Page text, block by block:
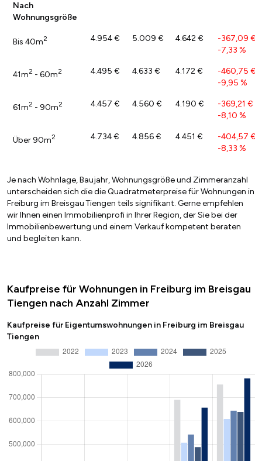
Nach
Wohnungsgröße
Bis 40m2 4.954 € 5.009 € 4.642 € -367,09 €
-7,33 %
41m2 - 60m2 4.495 € 4.633 € 4.172 € -460,75 €
-9,95 %
61m2 - 90m2 4.457 € 4.560 € 4.190 € -369,21 €
-8,10 %
Über 90m2 4.734 € 4.856 € 4.451 € -404,57 €
-8,33 %
Je nach Wohnlage, Baujahr, Wohnungsgröße und Zimmeranzahl
unterscheiden sich die die Quadratmeterpreise für Wohnungen in
Freiburg im Breisgau Tiengen teils signifikant. Gerne empfehlen
wir Ihnen einen Immobilienprofi in Ihrer Region, der Sie bei der
Immobilienbewertung und einem Verkauf kompetent beraten
und begleiten kann.
Kaufpreise für Wohnungen in Freiburg im Breisgau
Tiengen nach Anzahl Zimmer
Kaufpreise für Eigentumswohnungen in Freiburg im Breisgau
Tiengen